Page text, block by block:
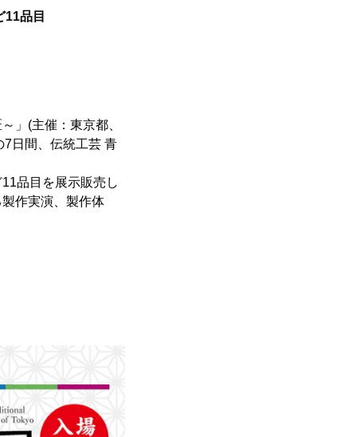
品目
」(主催：東京都、
日間、伝統工芸 青
品目を展示販売し
作実演、製作体